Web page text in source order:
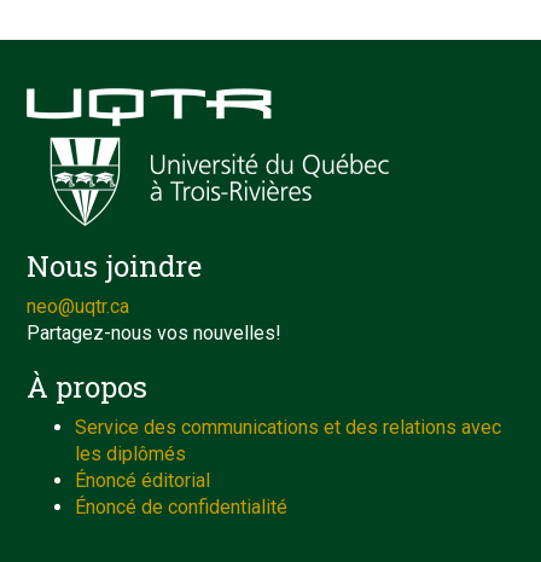
Nous joindre
neo@uqtr.ca
Partagez-nous vos nouvelles!
À propos
Service des communications et des relations avec
les diplômés
Énoncé éditorial
Énoncé de confidentialité